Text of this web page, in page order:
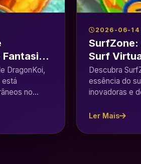
Fantasia
DragonKoi,
está
no
2026-06-14
SurfZone:
Surf
Descubra
essência do
inovadoras e
Ler Mais